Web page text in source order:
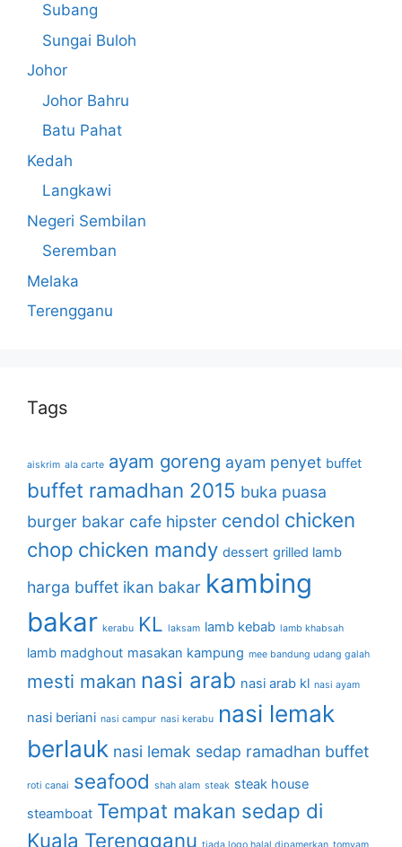
Subang
Sungai Buloh
Johor
Johor Bahru
Batu Pahat
Kedah
Langkawi
Negeri Sembilan
Seremban
Melaka
Terengganu
Tags
aiskrim ala carte ayam goreng ayam penyet buffet
buffet ramadhan 2015 buka puasa
burger bakar cafe hipster cendol chicken
chop chicken mandy dessert grilled lamb
harga buffet ikan bakar kambing
bakar kerabu KL laksam lamb kebab lamb khabsah
lamb madghout masakan kampung mee bandung udang galah
mesti makan nasi arab nasi arab kl nasi ayam
nasi beriani nasi campur nasi kerabu nasi lemak
berlauk nasi lemak sedap ramadhan buffet
roti canai seafood shah alam steak steak house
steamboat Tempat makan sedap di
Kuala Terengganu